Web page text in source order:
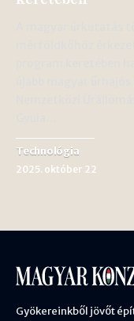
Technológia
2025. október 22
Gyökereinkből jövőt